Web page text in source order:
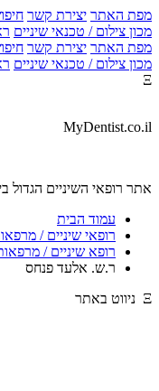
מפת האתר יצירת קשר
מכון צילום / טכנאי שיניים
מפת האתר יצירת קשר
מכון צילום / טכנאי שיניים
Ξ
MyDentist.co.il
אתר רופאי השיניים הגדול
עמוד הבית
רופאי שיניים /
רופא שיניים /
ר.ש. אלעד פנחס
Ξ ניווט באתר